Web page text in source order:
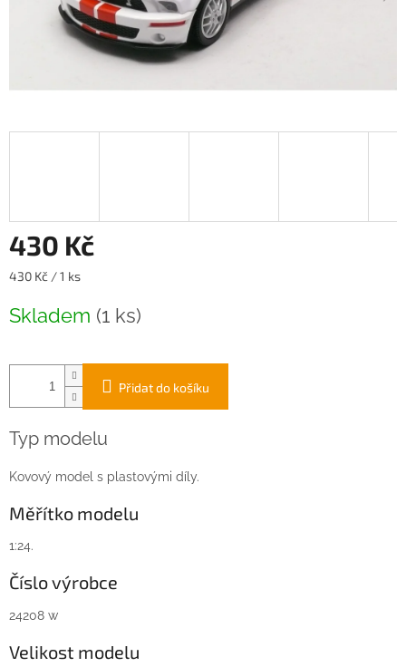
430 Kč
Měrná
430 Kč / 1 ks
Skladem (1 ks)
Přidat do košíku
Typ modelu
Kovový model s plastovými díly.
Měřítko modelu
1:24.
Číslo výrobce
24208 w
Velikost modelu